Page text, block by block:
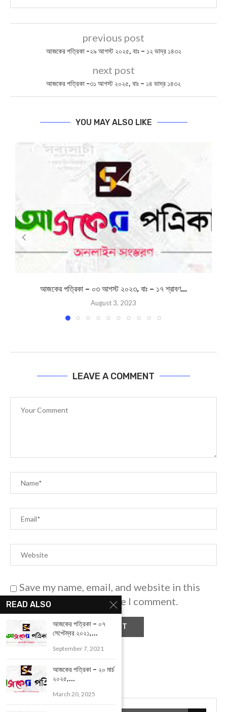
previous post
আজকের পত্রিকা -২৯ আগস্ট ২০২৫, বাঃ – ১২ ভাদ্র ১৪৩২
next post
আজকের পত্রিকা -৩১ আগস্ট ২০২৫, বাঃ – ১৪ ভাদ্র ১৪৩২
YOU MAY ALSO LIKE
আজকের পত্রিকা – ০৩ আগস্ট ২০২৩, বাঃ – ১৭ শ্রাবণ...
August 3, 2023
LEAVE A COMMENT
Save my name, email, and website in this
browser for the next time I comment.
READ ALSO
আজকের পত্রিকা – ০৭
সেপ্টেম্বর ২০২১,...
September 7, 2021
আজকের পত্রিকা – ২০ মার্চ
২০২৫,...
March 20, 2025